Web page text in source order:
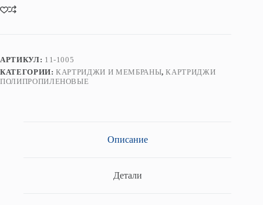
серии
BB
Premium
АРТИКУЛ: 11-1005
КАТЕГОРИИ:КАРТРИДЖИ И МЕМБРАНЫ,КАРТРИДЖИ
ПОЛИПРОПИЛЕНОВЫЕ
Описание
Детали